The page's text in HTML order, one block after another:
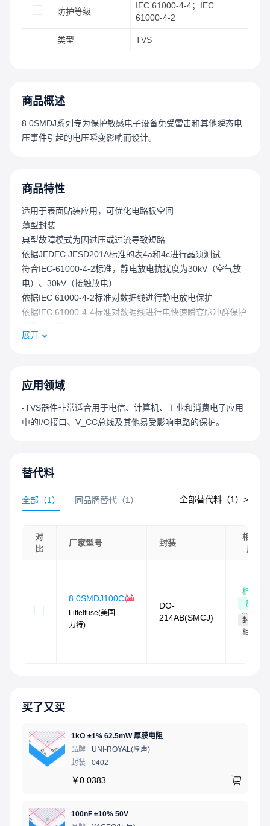
防护等级
IEC 61000-4-4；IEC
61000-4-2
类型 TVS
商品概述
8.0SMDJ系列专为保护敏感电子设备免受雷击和其他瞬态电
压事件引起的电压瞬变影响而设计。
商品特性
适用于表面贴装应用，可优化电路板空间
薄型封装
典型故障模式为因过压或过流导致短路
依据JEDEC JESD201A标准的表4a和4c进行晶须测试
符合IEC-61000-4-2标准，静电放电抗扰度为30kV（空气放
电）、30kV（接触放电）
依据IEC 61000-4-2标准对数据线进行静电放电保护
依据IEC 61000-4-4标准对数据线进行电快速瞬变脉冲群保护
玻璃钝化芯片结
快速响应时间：从0V到最小击穿电压V_BR通常小于1.0ps
DO-214AB封装尺寸紧凑，功率密度高
低增量浪涌电阻
结温T_J时的击穿电压V_BR = 25°C时的击穿电压V_BRx(1 +
UL认证化合物，符合V-0阻燃等级
雾锡无铅电镀
展开
应用领域
-TVS器件非常适合用于电信、计算机、工业和消费电子应用
中的I/O接口、V_CC总线及其他易受影响电路的保护。
替代料
全部 （1） 同品牌替代 （1 ） 全部替代料（1）>
对
比
厂家型号 封装
相似
度
8.0SMDJ100CA
Littelfuse(美国
力特)
DO-
214AB(SMCJ)
相似
度
95
封装
相同
买了又买
1kΩ ±1% 62.5mW 厚膜电阻
品牌
UNI-ROYAL(厚声)
封装
0402
￥0.0383
100nF ±10% 50V